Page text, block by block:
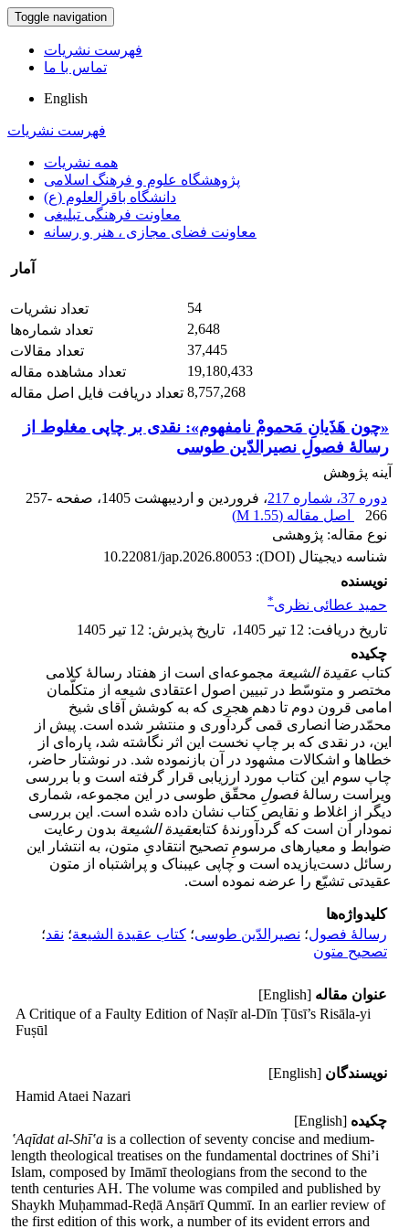
Toggle navigation
فهرست نشریات
تماس با ما
English
فهرست نشریات
همه نشریات
پژوهشگاه علوم و فرهنگ اسلامی
دانشگاه باقرالعلوم (ع)
معاونت فرهنگی تبلیغی
معاونت فضای مجازی ، هنر و رسانه
آمار
تعداد نشریات
54
تعداد شماره‌ها
2,648
تعداد مقالات
37,445
تعداد مشاهده مقاله
19,180,433
تعداد دریافت فایل اصل مقاله 8,757,268
«چون هَذَیانِ مَحمومْ نامفهوم»: نقدی بر چاپی مغلوط از
رسالۀ فصولِ نصیرالدّین طوسی
آینه پژوهش
دوره 37، شماره 217
، فروردین و اردیبهشت 1405 ، صفحه 257-
266
اصل مقاله (1.55 M
)
نوع مقاله: پژوهشی
شناسه دیجیتال (DOI):
10.22081/jap.2026.80053
نویسنده
حمید عطائی نظری*
تاریخ دریافت: 12 تیر 1405 ، تاریخ پذیرش: 12 تیر 1405
چکیده
کتاب عقیدة الشیعة مجموعه‌ای است از هفتاد رسالۀ کلامی
مختصر و متوسّط در تبیین اصول اعتقادی شیعه از متکلّمان
امامی قرون دوم تا دهم هجری که به کوشش آقای شیخ
محمّدرضا انصاری قمی گردآوری و منتشر شده است. پیش از
این، در نقدی که بر چاپ نخست این اثر نگاشته شد، پاره‌ای از
خطاها و اشکالات مشهود در آن بازنموده شد. در نوشتار حاضر،
چاپ سوم این کتاب مورد ارزیابی قرار گرفته است و با بررسی
ویراست رسالۀ فصولِ محقّق طوسی در این مجموعه، شماری
دیگر از اغلاط و نقایص کتاب نشان داده شده است. این بررسی
نمودار آن است که گردآورندۀ کتابعقیدة الشیعة بدون رعایت
ضوابط و معیارهای مرسومِ تصحیح انتقادیِ متون، به انتشار این
رسائل دست‌یازیده است و چاپی عیبناک و پراشتباه از متون
عقیدتی تشیّع را عرضه نموده است.
کلیدواژه‌ها
رسالۀ فصول؛ نصیرالدّین طوسی؛ کتاب عقیدة الشیعة؛ نقد؛
تصحیح متون
عنوان مقاله [English]
A Critique of a Faulty Edition of Naṣīr al-Dīn Ṭūsī’s Risāla-yi
Fuṣūl
نویسندگان [English]
Hamid Ataei Nazari
چکیده [English]
‛Aqīdat al-Shī‛a is a collection of seventy concise and medium-
length theological treatises on the fundamental doctrines of Shi’i
Islam, composed by Imāmī theologians from the second to the
tenth centuries AH. The volume was compiled and published by
Shaykh Muḥammad-Reḍā Anṣārī Qummī. In an earlier review of
the first edition of this work, a number of its evident errors and